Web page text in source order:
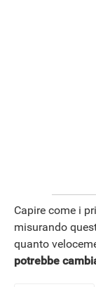
Capire come i
misurando
quanto
potrebbe